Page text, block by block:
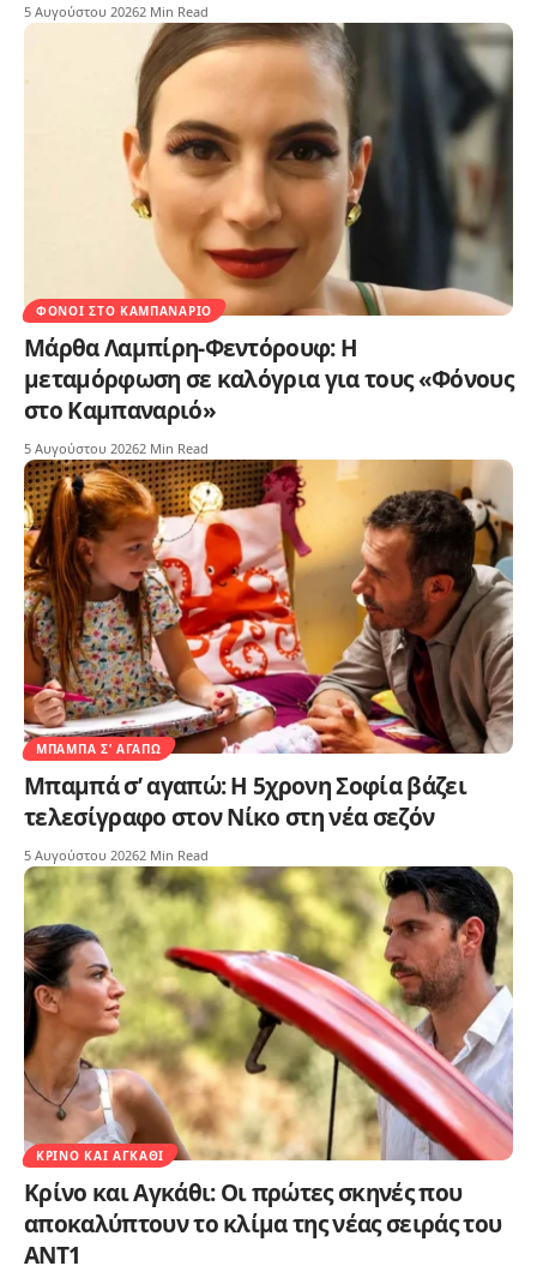
5 Αυγούστου 20262 Min Read
ΦΌΝΟΙ ΣΤΟ ΚΑΜΠΑΝΑΡΙΌ
Μάρθα Λαμπίρη-Φεντόρουφ: Η
μεταμόρφωση σε καλόγρια για τους «Φόνους
στο Καμπαναριό»
5 Αυγούστου 20262 Min Read
ΜΠΑΜΠΆ Σ’ ΑΓΑΠΏ
Μπαμπά σ’ αγαπώ: Η 5χρονη Σοφία βάζει
τελεσίγραφο στον Νίκο στη νέα σεζόν
5 Αυγούστου 20262 Min Read
ΚΡΊΝΟ ΚΑΙ ΑΓΚΆΘΙ
Κρίνο και Αγκάθι: Οι πρώτες σκηνές που
αποκαλύπτουν το κλίμα της νέας σειράς του
ΑΝΤ1